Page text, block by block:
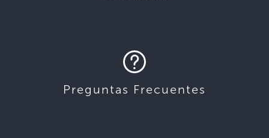
Preguntas Frecuentes